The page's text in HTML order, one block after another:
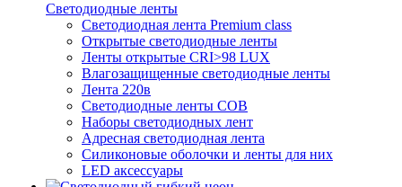
Светодиодные ленты
Светодиодная лента Premium class
Открытые светодиодные ленты
Ленты открытые CRI>98 LUX
Влагозащищенные светодиодные ленты
Лента 220в
Светодиодные ленты COB
Наборы светодиодных лент
Адресная светодиодная лента
Силиконовые оболочки и ленты для них
LED аксессуары